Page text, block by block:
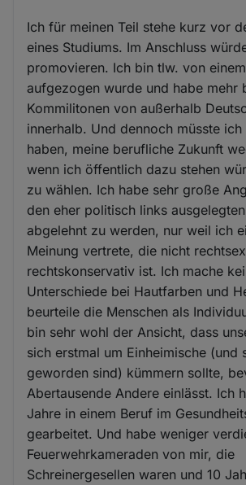
Ich für meinen Teil stehe kurz vor
eines Studiums. Im Anschluss
promovieren. Ich bin tlw. von
aufgezogen wurde und habe mehr
Kommilitonen von außerhalb
innerhalb. Und dennoch müsste
haben, meine berufliche Zukunft
wenn ich öffentlich dazu stehen
zu wählen. Ich habe sehr große
den eher politisch links
abgelehnt zu werden, nur weil ich
Meinung vertrete, die nicht
rechtskonservativ ist. Ich mache
Unterschiede bei Hautfarben und
beurteile die Menschen als
bin sehr wohl der Ansicht, dass
sich erstmal um Einheimische (und
geworden sind) kümmern sollte,
Abertausende Andere einlässt. Ich
Jahre in einem Beruf im
gearbeitet. Und habe weniger
Feuerwehrkameraden von mir, die
Schreinergesellen waren und 10